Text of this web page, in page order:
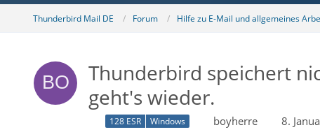
Thunderbird Mail DE Forum Hilfe zu E-Mail und allgemeines
Thunderbird speichert
geht's wieder.
128 ESR Windows boyherre 8.